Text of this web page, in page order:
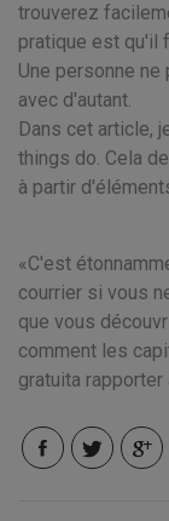
trouverez
pratique est qu'il
Une personne
avec d'autant.
Dans cet article,
things do. Cela
à partir
C'est
courrier si vous
que vous
comment les
gratuita rapporter